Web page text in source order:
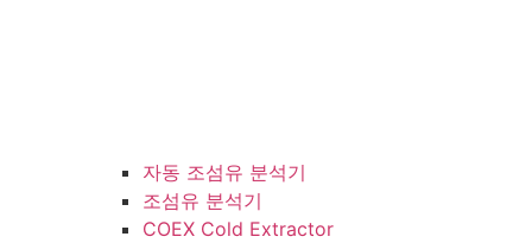
자동 조섬유 분석기
조섬유 분석기
COEX Cold Extractor